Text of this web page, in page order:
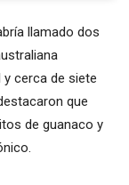
llamado dos
cerca de siete
que
de guanaco y